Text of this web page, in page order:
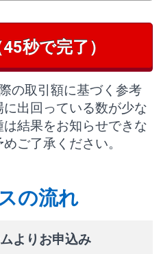
秒で完了）
の取引額に基づく参考
出回っている数が少な
結果をお知らせできな
ご了承ください。
の流れ
よりお申込み